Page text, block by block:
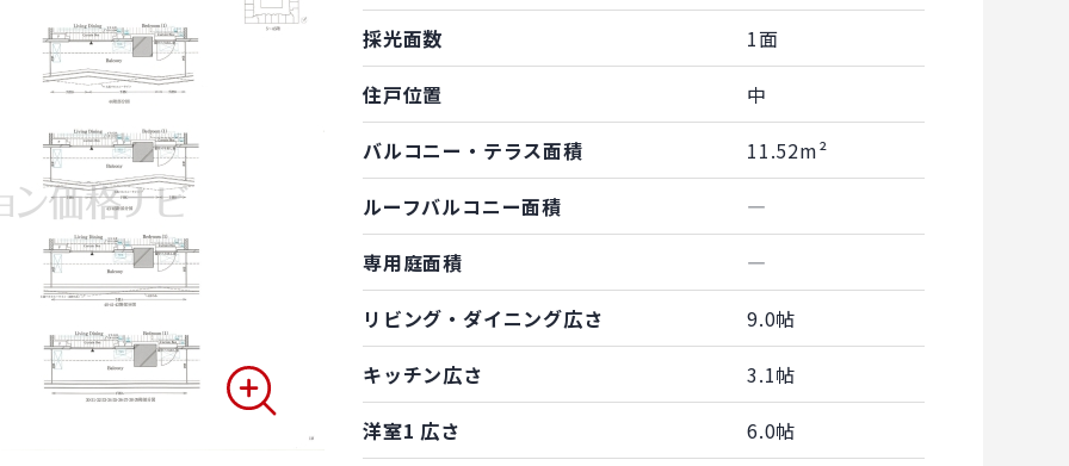
採光面数
1面
住戸位置
中
バルコニー・テラス面積
11.52m²
ルーフバルコニー面積
―
専用庭面積
―
リビング・ダイニング広さ
9.0帖
キッチン広さ
3.1帖
洋室1 広さ
6.0帖